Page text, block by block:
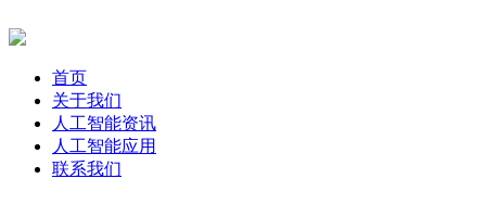
首页
关于我们
人工智能资讯
人工智能应用
联系我们